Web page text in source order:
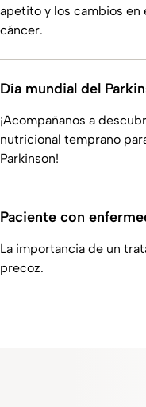
apetito y los cambios en
cáncer.
¡Acompañanos a
nutricional temprano
Parkinson!
Día mundial del
La importancia de un
precoz.
Paciente con